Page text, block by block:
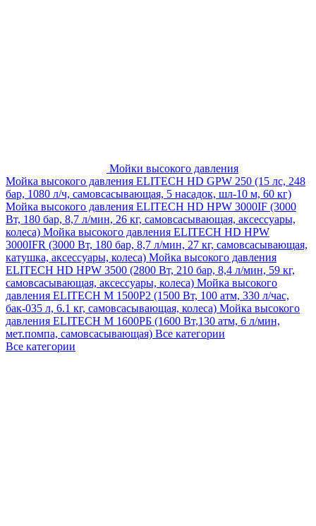
Мойки высокого давления
Мойка высокого давления ELITECH HD GPW 250 (15 лс, 248
бар, 1080 л/ч, самовсасывающая, 5 насадок, шл-10 м, 60 кг)
Мойка высокого давления ELITECH HD HPW 3000IF (3000
Вт, 180 бар, 8,7 л/мин, 26 кг, самовсасывающая, аксессуары,
колеса) Мойка высокого давления ELITECH HD HPW
3000IFR (3000 Вт, 180 бар, 8,7 л/мин, 27 кг, самовсасывающая,
катушка, аксессуары, колеса) Мойка высокого давления
ELITECH HD HPW 3500 (2800 Вт, 210 бар, 8,4 л/мин, 59 кг,
самовсасывающая, аксессуары, колеса) Мойка высокого
давления ELITECH M 1500P2 (1500 Вт, 100 атм, 330 л/час,
бак-035 л, 6.1 кг, самовсасывающая, колеса) Мойка высокого
давления ELITECH М 1600РБ (1600 Вт,130 атм, 6 л/мин,
мет.помпа, самовсасывающая) Все категории
Все категории